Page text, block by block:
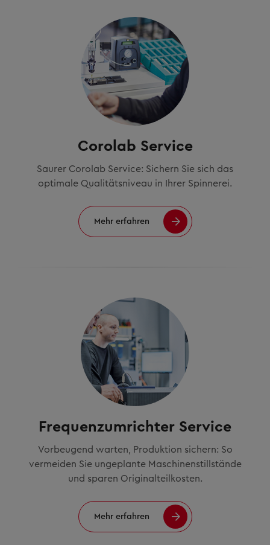
Corolab Service
Saurer Corolab Service: Sichern Sie sich das
optimale Qualitätsniveau in Ihrer Spinnerei.
Mehr erfahren
Frequenzumrichter Service
Vorbeugend warten, Produktion sichern: So
vermeiden Sie ungeplante Maschinenstillstände
und sparen Originalteilkosten.
Mehr erfahren